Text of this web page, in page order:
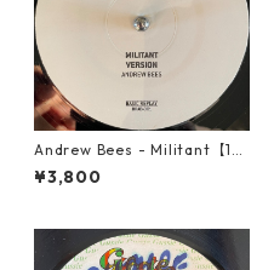
Andrew Bees ‎- Militant【12-
50066】
¥3,800